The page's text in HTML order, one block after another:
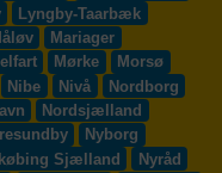
Lyngby-Taarbæk
Mariager
Mørke
Morsø
Nibe Nivå
Nordborg
Nordsjælland
Nyborg
Sjælland
Nyråd